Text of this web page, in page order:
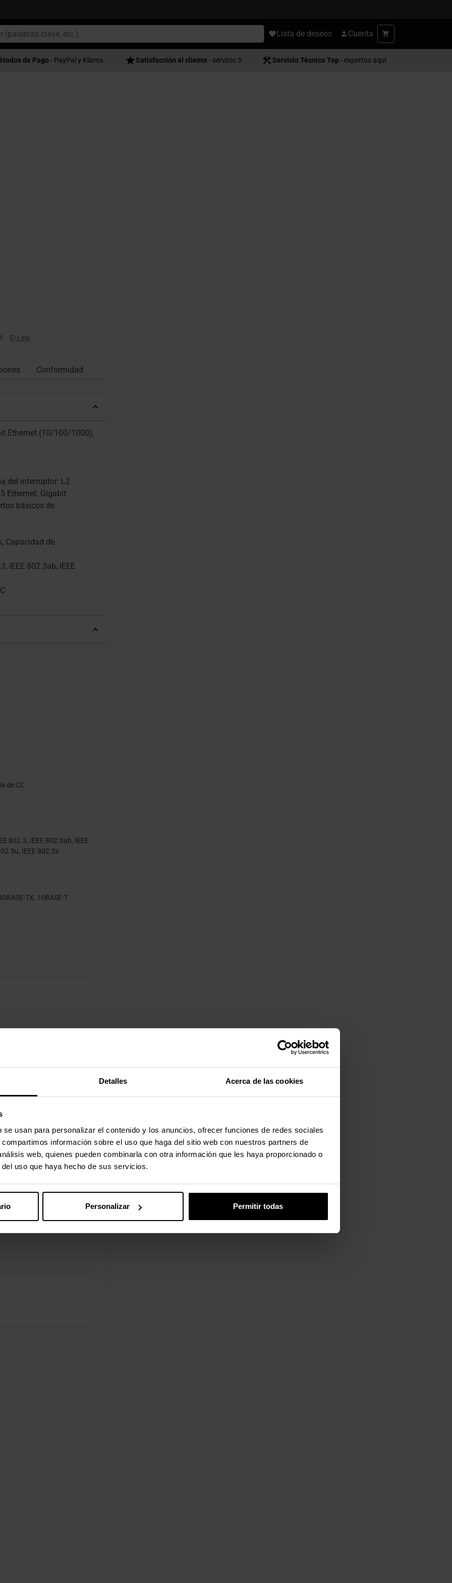
Detalles Acerca de las cookies
usan para personalizar el contenido y los anuncios, ofrecer funciones de redes sociales
información sobre el uso que haga del sitio web con nuestros partners de
web, quienes pueden combinarla con otra información que les haya proporcionado o
uso que haya hecho de sus servicios.
Personalizar Permitir todas
Lista de deseos Cuenta
de Pago - PayPal y Klarna Satisfacción al cliente - servício 5 Servício Técnico Top - expertos aquí
|D-Link
Conformidad
Ethernet (10/100/1000),
del interruptor: L2
Ethernet: Gigabit
básicos de
Capacidad de
IEEE 802.3ab, IEEE
de CC
802.3, IEEE 802.3ab, IEEE
IEEE 802.3x
TX, 10BASE-T